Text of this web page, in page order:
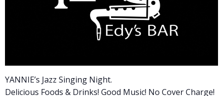
YANNIE’s Jazz Singing Night.
Delicious Foods & Drinks! Good Music! No Cover Charge!